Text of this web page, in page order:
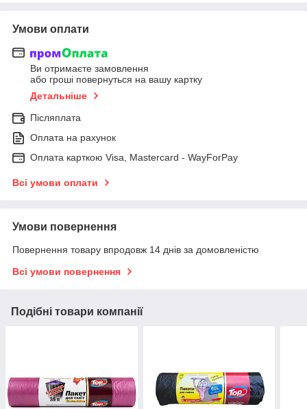
Умови оплати
Ви отримаєте замовлення
або гроші повернуться на вашу картку
Детальніше
Післяплата
Оплата на рахунок
Оплата карткою Visa, Mastercard - WayForPay
Всі умови оплати
Умови повернення
Повернення товару впродовж 14 днів за домовленістю
Всі умови повернення
Подібні товари компанії